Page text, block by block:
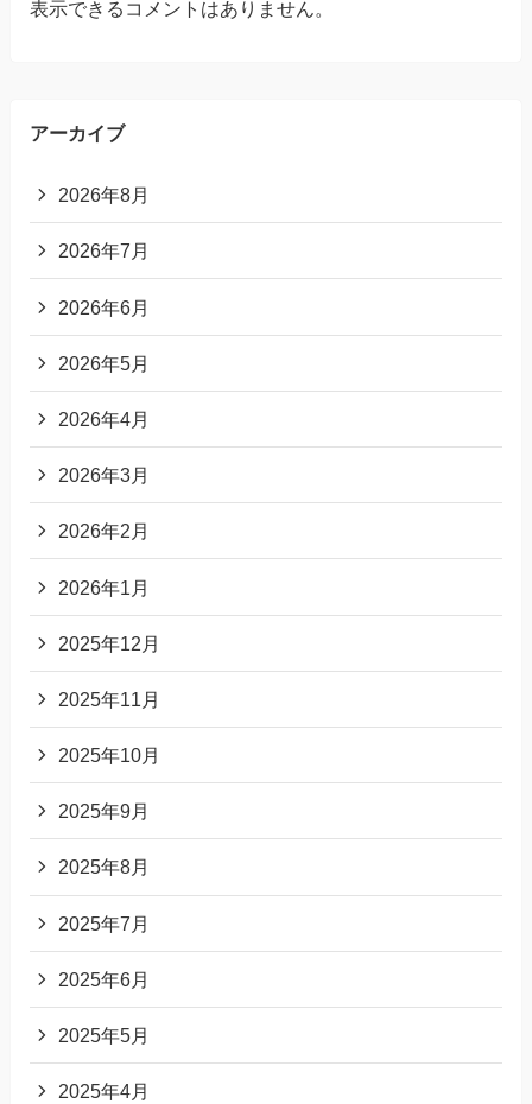
表示できるコメントはありません。
アーカイブ
2026年8月
2026年7月
2026年6月
2026年5月
2026年4月
2026年3月
2026年2月
2026年1月
2025年12月
2025年11月
2025年10月
2025年9月
2025年8月
2025年7月
2025年6月
2025年5月
2025年4月